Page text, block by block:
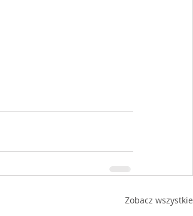
Zobacz wszystkie